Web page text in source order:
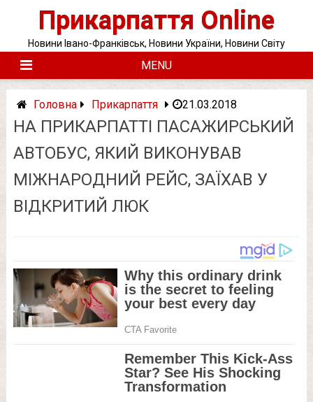
Прикарпаття Online
Новини Івано-Франківськ, Новини України, Новини Світу
MENU
Головна Прикарпаття 21.03.2018
НА ПРИКАРПАТТІ ПАСАЖИРСЬКИЙ
АВТОБУС, ЯКИЙ ВИКОНУВАВ
МІЖНАРОДНИЙ РЕЙС, ЗАЇХАВ У
ВІДКРИТИЙ ЛЮК